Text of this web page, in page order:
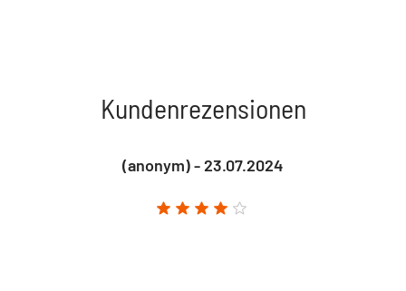
Kundenrezensionen
(anonym) - 23.07.2024